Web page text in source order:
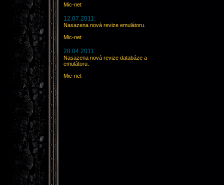
Mic-net
12.07.2011:
Nasazena nová revize emulátoru.
Mic-net
28.04.2011:
Nasazena nová revize databáze a
emulátoru.
Mic-net